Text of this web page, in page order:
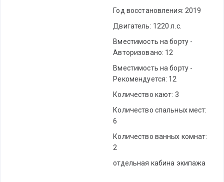
Год восстановления: 2019
Двигатель: 1220 л.с.
Вместимость на борту -
Авторизовано: 12
Вместимость на борту -
Рекомендуется: 12
Количество кают: 3
Количество спальных мест:
6
Количество ванных комнат:
2
отдельная кабина экипажа